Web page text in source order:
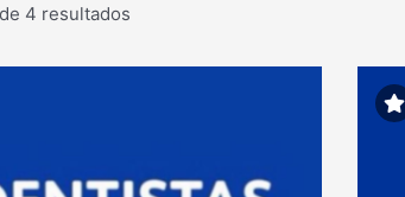
4 resultados